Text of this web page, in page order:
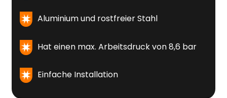
Aluminium und rostfreier Stahl
Hat einen max. Arbeitsdruck von 8,6 bar
Einfache Installation